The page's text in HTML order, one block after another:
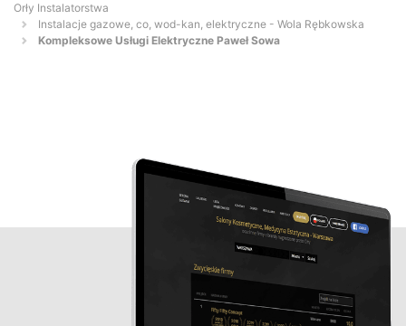
Orły Instalatorstwa
Instalacje gazowe, co, wod-kan, elektryczne - Wola Rębkowska
Kompleksowe Usługi Elektryczne Paweł Sowa